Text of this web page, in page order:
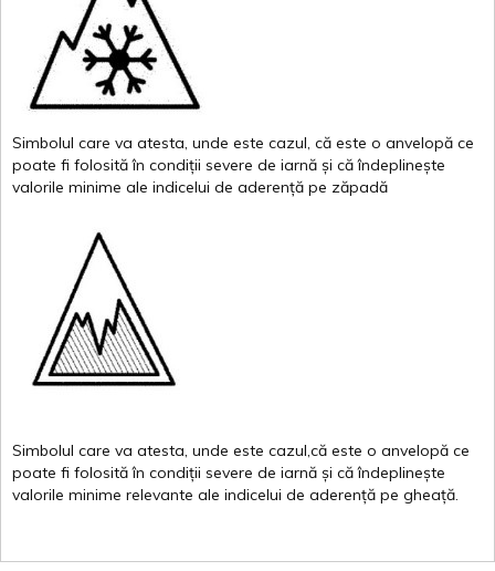
Simbolul care va atesta, unde este cazul, că este o anvelopă ce
poate fi folosită în condiții severe de iarnă și că îndeplinește
valorile minime ale indicelui de aderență pe zăpadă
Simbolul care va atesta, unde este cazul,că este o anvelopă ce
poate fi folosită în condiții severe de iarnă și că îndeplinește
valorile minime relevante ale indicelui de aderență pe gheață.